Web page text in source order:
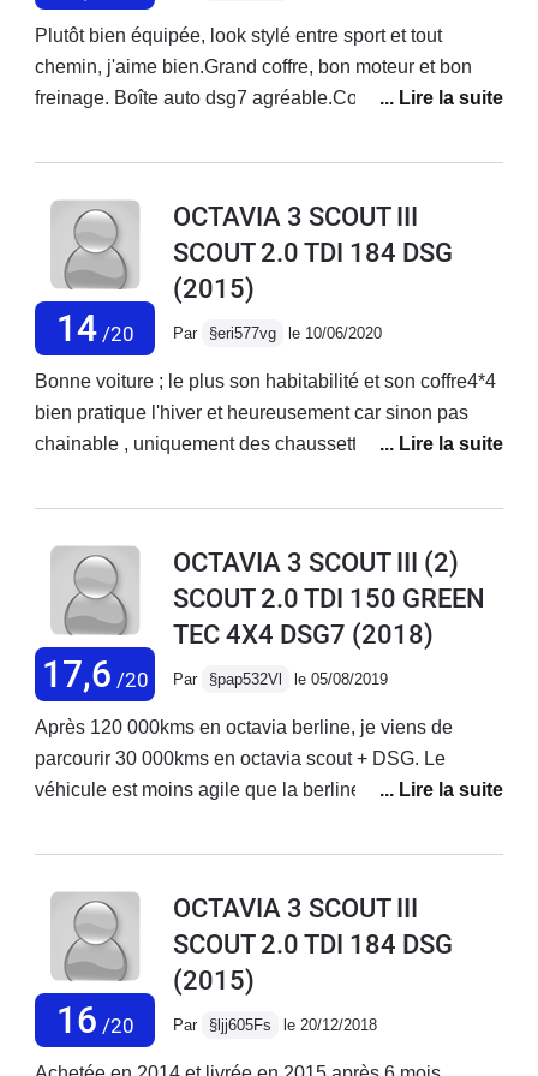
Plutôt bien équipée, look stylé entre sport et tout
chemin, j'aime bien.Grand coffre, bon moteur et bon
freinage. Boîte auto dsg7 agréable.Consommation
rapport qualité prix. Seul défaut: les
même pas bonne en tenue de route/conduite sportive.
14/20
OCTAVIA 3 SCOUT III
SCOUT 2.0 TDI 184 DSG
(2015)
Par §eri577vg le 10/06/2020
Bonne voiture ; le plus son habitabilité et son coffre4*4
bien pratique l'hiver et heureusement car sinon pas
chainable , uniquement des chaussettesAi du recourir
sortie...coté mécanique : aucune panne en 150000 km
souhaité plus d'équipements de série pour le meme
budget (39900 euros acheté en 04/2015
17,6 /20
OCTAVIA 3 SCOUT III (2)
SCOUT 2.0 TDI 150 GREEN
TEC 4X4 DSG7 (2018)
Par §pap532Vl le 05/08/2019
Après 120 000kms en octavia berline, je viens de
parcourir 30 000kms en octavia scout + DSG. Le
véhicule est moins agile que la berline mais plus
malgré l'augmentation du poids et le 4x4, grâce
excellente tractrice: on ne sent pas le poids de la
remorque de 750kgs. Aucun souci mécanique ou
autre. Un point critique : les phares à Led sont trop
puissants en face des panneaux réfléchissants qui
deviennent éblouissants en pleins phares. Achat un
peu cher ( 30 000€ pour une occasion 6 mois et
16 /20
OCTAVIA 3 SCOUT III
SCOUT 2.0 TDI 184 DSG
(2015)
Par §ljj605Fs le 20/12/2018